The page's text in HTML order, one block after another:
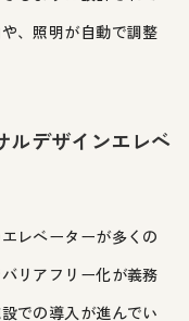
、照明が自動で調整
ルデザインエレベ
レベーターが多くの
リアフリー化が義務
での導入が進んでい